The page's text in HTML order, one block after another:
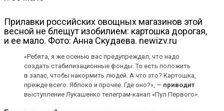
Прилавки российских овощных магазинов этой
весной не блещут изобилием: картошка дорогая,
и ее мало. Фото: Анна Скудаева. newizv.ru
«Ребята, я же осенью вас предупреждал, что надо
создать стабилизационные фонды. То есть положить
в запас, чтобы накормить людей. А что это? Картошка,
прежде всего. Яблоко и прочее. Где оно?», — приводит
выступление Лукашенко телеграм-канал «Пул Первого».